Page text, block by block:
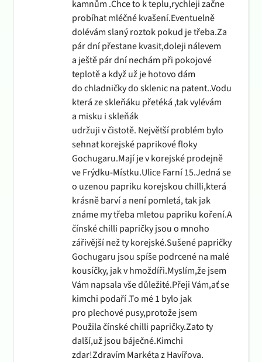
kamnům .Chce to k teplu,rychleji začne
probíhat mléčné kvašení.Eventuelně
dolévám slaný roztok pokud je třeba.Za
pár dní přestane kvasit,doleji nálevem
a ještě pár dní nechám při pokojové
teplotě a když už je hotovo dám
do chladničky do sklenic na patent..Vodu
která ze skleňáku přetéká ,tak vylévám
a misku i skleňák
udržuji v čistotě. Největší problém bylo
sehnat korejské paprikové floky
Gochugaru.Mají je v korejské prodejně
ve Frýdku-Místku.Ulice Farní 15.Jedná se
o uzenou papriku korejskou chilli,která
krásně barví a není pomletá, tak jak
známe my třeba mletou papriku koření.A
čínské chilli papričky jsou o mnoho
zářivější než ty korejské.Sušené papričky
Gochugaru jsou spíše podrcené na malé
kousíčky, jak v hmoždíři.Myslím,že jsem
Vám napsala vše důležité.Přeji Vám,ať se
kimchi podaří .To mé 1 bylo jak
pro plechové pusy,protože jsem
Použila čínské chilli papričky.Zato ty
další,už jsou báječné.Kimchi
zdar!Zdravím Markéta z Havířova.